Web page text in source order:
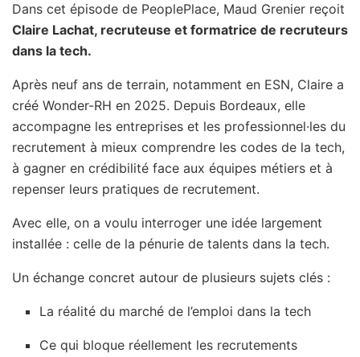
Dans cet épisode de PeoplePlace, Maud Grenier reçoit
Claire Lachat, recruteuse et formatrice de recruteurs
dans la tech.
Après neuf ans de terrain, notamment en ESN, Claire a
créé Wonder-RH en 2025. Depuis Bordeaux, elle
accompagne les entreprises et les professionnel·les du
recrutement à mieux comprendre les codes de la tech,
à gagner en crédibilité face aux équipes métiers et à
repenser leurs pratiques de recrutement.
Avec elle, on a voulu interroger une idée largement
installée : celle de la pénurie de talents dans la tech.
Un échange concret autour de plusieurs sujets clés :
La réalité du marché de l’emploi dans la tech
Ce qui bloque réellement les recrutements